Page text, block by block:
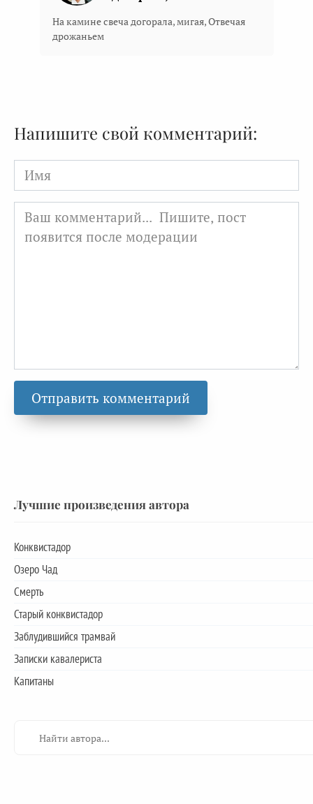
На камине свеча догорала, мигая, Отвечая
дрожаньем
Напишите свой комментарий:
Имя
Лучшие произведения автора
Конквистадор
Озеро Чад
Смерть
Старый конквистадор
Заблудившийся трамвай
Записки кавалериста
Капитаны